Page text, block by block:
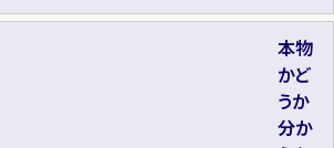
本物
かど
うか
分か